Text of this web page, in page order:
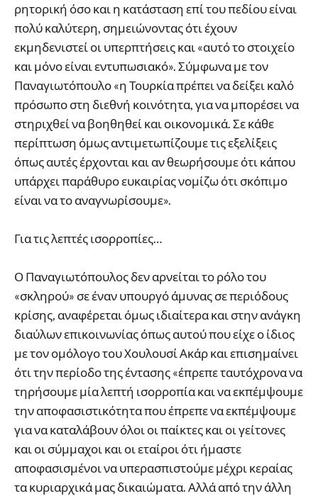
ρητορική όσο και η κατάσταση επί του πεδίου είναι
πολύ καλύτερη, σημειώνοντας ότι έχουν
εκμηδενιστεί οι υπερπτήσεις και «αυτό το στοιχείο
και μόνο είναι εντυπωσιακό». Σύμφωνα με τον
Παναγιωτόπουλο «η Τουρκία πρέπει να δείξει καλό
πρόσωπο στη διεθνή κοινότητα, για να μπορέσει να
στηριχθεί να βοηθηθεί και οικονομικά. Σε κάθε
περίπτωση όμως αντιμετωπίζουμε τις εξελίξεις
όπως αυτές έρχονται και αν θεωρήσουμε ότι κάπου
υπάρχει παράθυρο ευκαιρίας νομίζω ότι σκόπιμο
είναι να το αναγνωρίσουμε».
Για τις λεπτές ισορροπίες…
Ο Παναγιωτόπουλος δεν αρνείται το ρόλο του
«σκληρού» σε έναν υπουργό άμυνας σε περιόδους
κρίσης, αναφέρεται όμως ιδιαίτερα και στην ανάγκη
διαύλων επικοινωνίας όπως αυτού που είχε ο ίδιος
με τον ομόλογο του Χουλουσί Ακάρ και επισημαίνει
ότι την περίοδο της έντασης «έπρεπε ταυτόχρονα να
τηρήσουμε μία λεπτή ισορροπία και να εκπέμψουμε
την αποφασιστικότητα που έπρεπε να εκπέμψουμε
για να καταλάβουν όλοι οι παίκτες και οι γείτονες
και οι σύμμαχοι και οι εταίροι ότι ήμαστε
αποφασισμένοι να υπερασπιστούμε μέχρι κεραίας
τα κυριαρχικά μας δικαιώματα. Αλλά από την άλλη